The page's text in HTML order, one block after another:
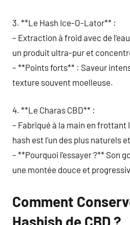
3. **Le Hash Ice-O-Lator** :
– Extraction à froid avec de
un produit ultra-pur et
– **Points forts** : Saveur
texture souvent moelleuse.
4. **Le Charas CBD** :
– Fabriqué à la main en frottant
hash est l’un des plus naturels
– **Pourquoi l’essayer ?** Son
une montée douce et
Comment
Hashish de CBD ?